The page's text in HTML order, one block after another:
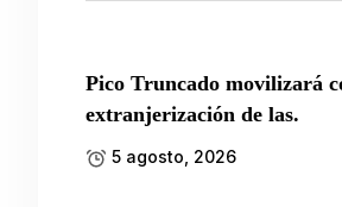
Pico Truncado movilizará
extranjerización de las.
5 agosto, 2026